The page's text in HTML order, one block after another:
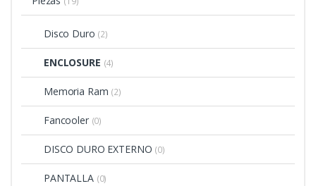
Disco Duro (2)
ENCLOSURE (4)
Memoria Ram (2)
Fancooler (0)
DISCO DURO EXTERNO (0)
PANTALLA (0)